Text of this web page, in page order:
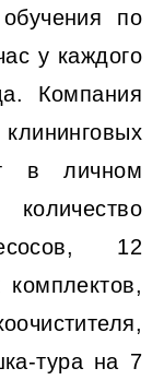
по
у каждого
Компания
в личном
12
тура на 7